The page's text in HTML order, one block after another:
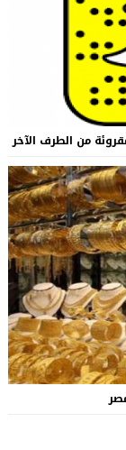
من الطرف الآخر